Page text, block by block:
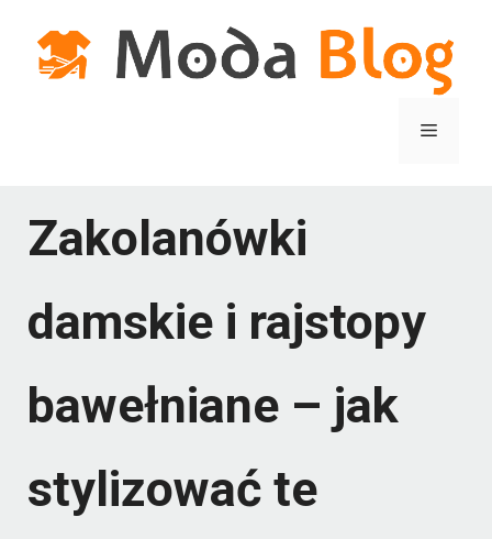
Menu
Zakolanówki
damskie i rajstopy
bawełniane – jak
stylizować te